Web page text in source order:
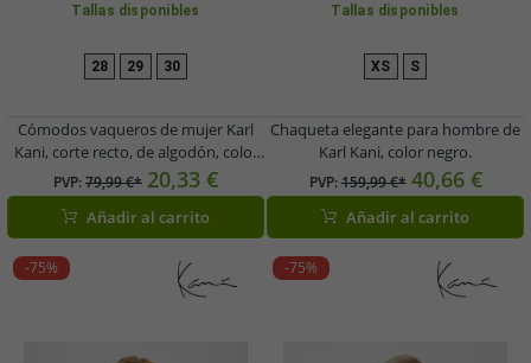
Tallas disponibles
28 29 30
Cómodos vaqueros de mujer Karl
Kani, corte recto, de algodón, color
azul claro.
PVP:79,99 €* 20,33 €
Añadir al carrito
Tallas disponibles
XS S
Chaqueta elegante para hombre de
Karl Kani, color negro.
PVP:159,99 €* 40,66 €
Añadir al carrito
-75% -75%